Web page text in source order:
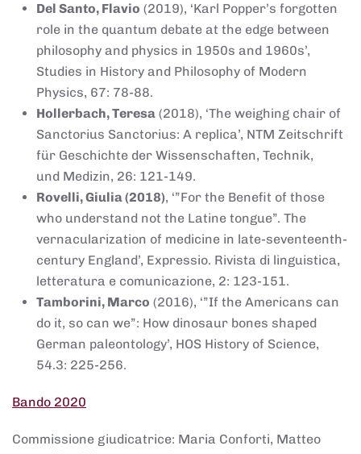
Del Santo, Flavio (2019), ‘Karl Popper’s forgotten
role in the quantum debate at the edge between
philosophy and physics in 1950s and 1960s’,
Studies in History and Philosophy of Modern
Physics, 67: 78-88.
Hollerbach, Teresa (2018), ‘The weighing chair of
Sanctorius Sanctorius: A replica’, NTM Zeitschrift
für Geschichte der Wissenschaften, Technik,
und Medizin, 26: 121-149.
Rovelli, Giulia (2018), ‘”For the Benefit of those
who understand not the Latine tongue”. The
vernacularization of medicine in late-seventeenth-
century England’, Expressio. Rivista di linguistica,
letteratura e comunicazione, 2: 123-151.
Tamborini, Marco (2016), ‘”If the Americans can
do it, so can we”: How dinosaur bones shaped
German paleontology’, HOS History of Science,
54.3: 225-256.
Bando 2020
Commissione giudicatrice: Maria Conforti, Matteo